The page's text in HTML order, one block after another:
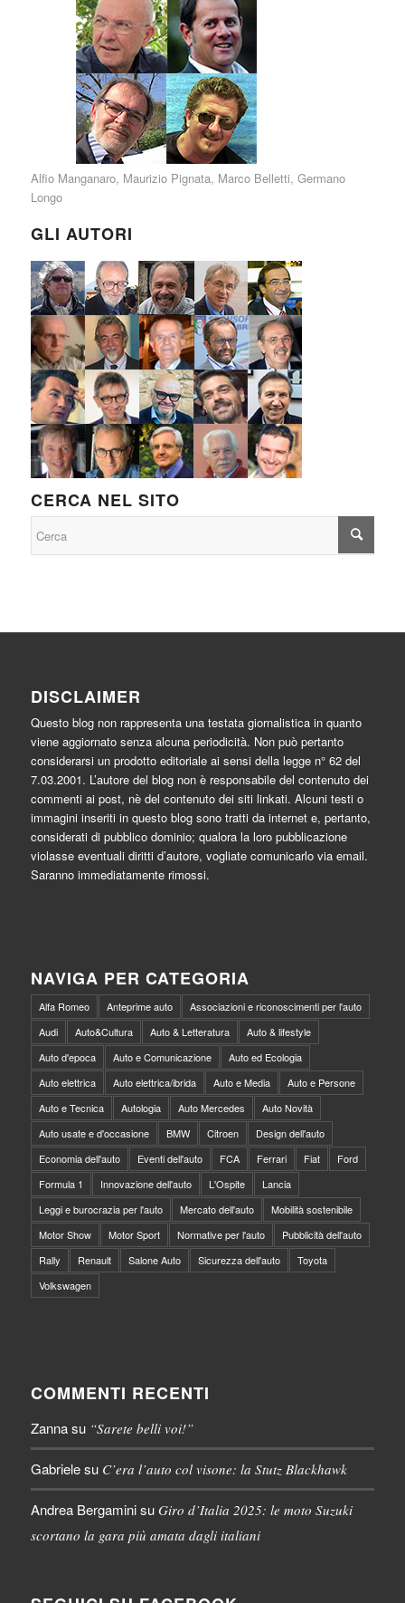
Alfio Manganaro, Maurizio Pignata, Marco Belletti, Germano
Longo
GLI AUTORI
CERCA NEL SITO
DISCLAIMER
Questo blog non rappresenta una testata giornalistica in quanto
viene aggiornato senza alcuna periodicità. Non può pertanto
considerarsi un prodotto editoriale ai sensi della legge n° 62 del
7.03.2001. L’autore del blog non è responsabile del contenuto dei
commenti ai post, nè del contenuto dei siti linkati. Alcuni testi o
immagini inseriti in questo blog sono tratti da internet e, pertanto,
considerati di pubblico dominio; qualora la loro pubblicazione
violasse eventuali diritti d’autore, vogliate comunicarlo via email.
Saranno immediatamente rimossi.
NAVIGA PER CATEGORIA
Alfa Romeo Anteprime auto
Associazioni e riconoscimenti per l'auto
Audi
Auto&Cultura Auto & Letteratura
Auto & lifestyle
Auto d'epoca
Auto e Comunicazione
Auto ed Ecologia
Auto elettrica
Auto elettrica/ibrida Auto e Media
Auto e Persone
Auto e Tecnica
Autologia Auto Mercedes
Auto Novità
Auto usate e d'occasione
BMW Citroen
Design dell'auto
Economia dell'auto
Eventi dell'auto FCA Ferrari Fiat
Ford
Formula 1
Innovazione dell'auto L'Ospite
Lancia
Leggi e burocrazia per l'auto
Mercato dell'auto
Mobilità sostenibile
Motor Show
Motor Sport Normative per l'auto
Pubblicità dell'auto
Rally
Renault Salone Auto Sicurezza dell'auto
Toyota
Volkswagen
COMMENTI RECENTI
Zannasu “Sarete belli voi!”
Gabrielesu C’era l’auto col visone: la Stutz Blackhawk
Andrea Bergaminisu Giro d’Italia 2025: le moto Suzuki
scortano la gara più amata dagli italiani